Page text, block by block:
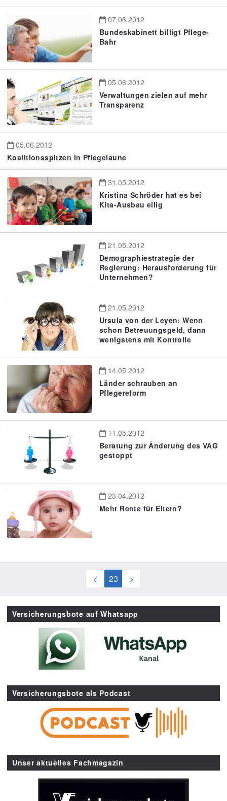
07.06.2012
Bundeskabinett billigt Pflege-
Bahr
05.06.2012
Verwaltungen zielen auf mehr
Transparenz
05.06.2012
Koalitionsspitzen in Pflegelaune
31.05.2012
Kristina Schröder hat es bei
Kita-Ausbau eilig
21.05.2012
Demographiestrategie der
Regierung: Herausforderung für
Unternehmen?
21.05.2012
Ursula von der Leyen: Wenn
schon Betreuungsgeld, dann
wenigstens mit Kontrolle
14.05.2012
Länder schrauben an
Pflegereform
11.05.2012
Beratung zur Änderung des VAG
gestoppt
23.04.2012
Mehr Rente für Eltern?
< 23 >
Versicherungsbote auf Whatsapp
Versicherungsbote als Podcast
Unser aktuelles Fachmagazin